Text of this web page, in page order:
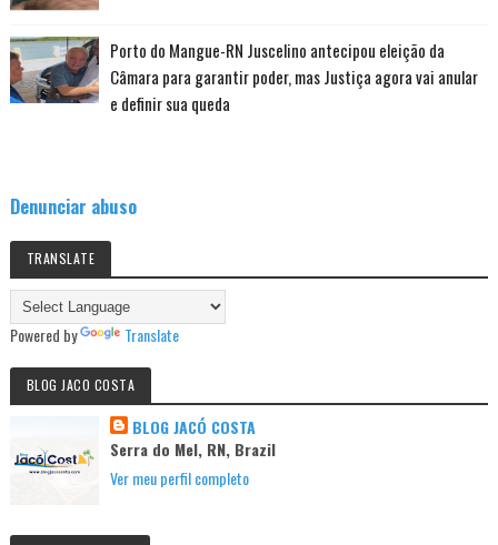
Porto do Mangue-RN Juscelino antecipou eleição da
Câmara para garantir poder, mas Justiça agora vai anular
e definir sua queda
Denunciar abuso
TRANSLATE
Powered by Translate
BLOG JACO COSTA
BLOG JACÓ COSTA
Serra do Mel, RN, Brazil
Ver meu perfil completo